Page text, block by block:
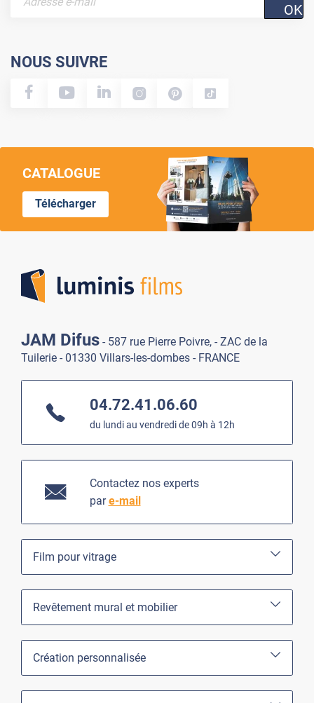
OK
NOUS SUIVRE
CATALOGUE
Télécharger
JAM Difus - 587 rue Pierre Poivre, - ZAC de la
Tuilerie - 01330 Villars-les-dombes - FRANCE
04.72.41.06.60
du lundi au vendredi de 09h à 12h
Contactez nos experts
pare-mail
Film pour vitrage
Revêtement mural et mobilier
Création personnalisée